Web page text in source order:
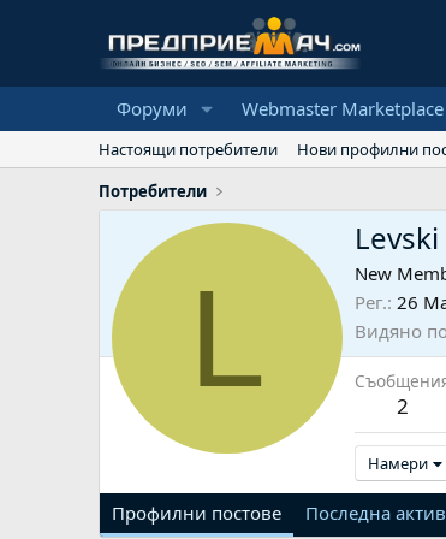
Форуми Webmaster Marketplace
Настоящи потребители Нови профилни
Потребители
L
New
Рег. 26
Видяно
2
Намери
Профилни постове Последна